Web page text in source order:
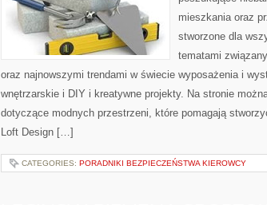
mieszkania oraz
stworzone dla
tematami
oraz najnowszymi trendami w świecie wyposażenia i
wnętrzarskie i DIY i kreatywne projekty. Na stronie
dotyczące modnych przestrzeni, które pomagają
Loft Design […]
CATEGORIES: PORADNIKI BEZPIECZEŃSTWA KIEROWCY